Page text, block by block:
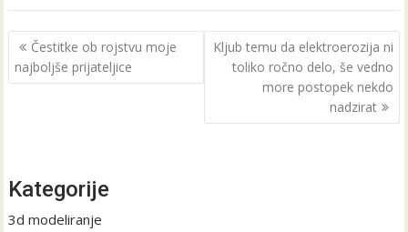
Navigacija
prispevka
Čestitke ob rojstvu moje
najboljše prijateljice
Kljub temu da elektroerozija ni
toliko ročno delo, še vedno
more postopek nekdo
nadzirat
Kategorije
3d modeliranje